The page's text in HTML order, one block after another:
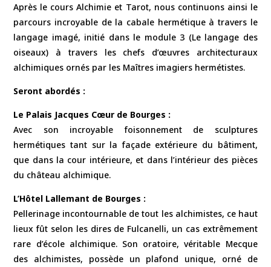
Après le cours Alchimie et Tarot, nous continuons ainsi le
parcours incroyable de la cabale hermétique à travers le
langage imagé, initié dans le module 3 (Le langage des
oiseaux) à travers les chefs d’œuvres architecturaux
alchimiques ornés par les Maîtres imagiers hermétistes.
Seront abordés :
Le Palais Jacques Cœur de Bourges :
Avec son incroyable foisonnement de sculptures
hermétiques tant sur la façade extérieure du bâtiment,
que dans la cour intérieure, et dans l’intérieur des pièces
du château alchimique.
L’Hôtel Lallemant de Bourges :
Pellerinage incontournable de tout les alchimistes, ce haut
lieux fût selon les dires de Fulcanelli, un cas extrêmement
rare d’école alchimique. Son oratoire, véritable Mecque
des alchimistes, possède un plafond unique, orné de